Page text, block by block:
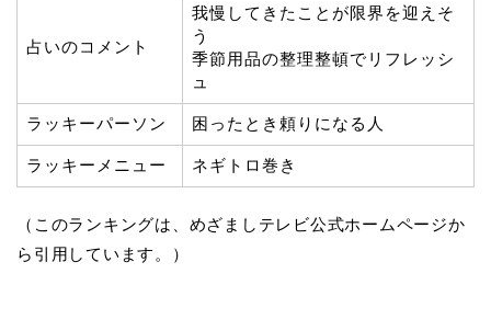
占いのコメント
我慢してきたことが限界を迎えそ
う
季節用品の整理整頓でリフレッシ
ュ
ラッキーパーソン 困ったとき頼りになる人
ラッキーメニュー ネギトロ巻き
（このランキングは、めざましテレビ公式ホームページか
ら引用しています。）